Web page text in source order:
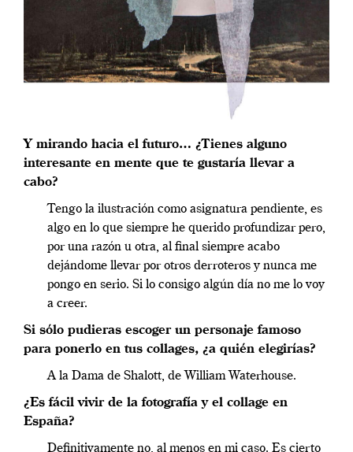
Y mirando hacia el futuro… ¿Tienes alguno
interesante en mente que te gustaría llevar a
cabo?
Tengo la ilustración como asignatura pendiente, es
algo en lo que siempre he querido profundizar pero,
por una razón u otra, al final siempre acabo
dejándome llevar por otros derroteros y nunca me
pongo en serio. Si lo consigo algún día no me lo voy
a creer.
Si sólo pudieras escoger un personaje famoso
para ponerlo en tus collages, ¿a quién elegirías?
A la Dama de Shalott, de William Waterhouse.
¿Es fácil vivir de la fotografía y el collage en
España?
Definitivamente no, al menos en mi caso. Es cierto